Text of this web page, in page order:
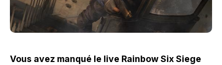
Vous avez manqué le live Rainbow Six Siege